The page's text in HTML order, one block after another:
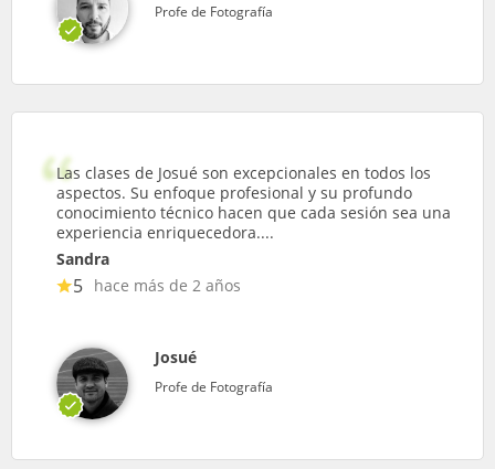
Profe de Fotografía
Las clases de Josué son excepcionales en todos los
aspectos. Su enfoque profesional y su profundo
conocimiento técnico hacen que cada sesión sea una
experiencia enriquecedora....
Sandra
5 hace más de 2 años
Josué
Profe de Fotografía